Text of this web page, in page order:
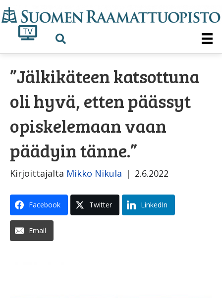
”Jälkikäteen katsottuna
oli hyvä, etten päässyt
opiskelemaan vaan
päädyin tänne.”
Kirjoittajalta Mikko Nikula | 2.6.2022
Facebook Twitter LinkedIn
Email